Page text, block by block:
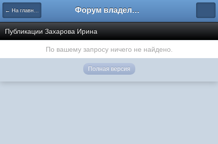
← На главную Форум владельцев интернет-магазинов
Публикации Захарова Ирина
По вашему запросу ничего не найдено.
Полная версия